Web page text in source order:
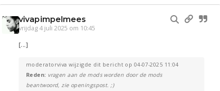
vivapimpelmees
vrijdag 4 juli 2025 om 10:45
[...]
moderatorviva wijzigde dit bericht op 04-07-2025 11:04
Reden: vragen aan de mods worden door de mods
beantwoord, zie openingspost. ;)